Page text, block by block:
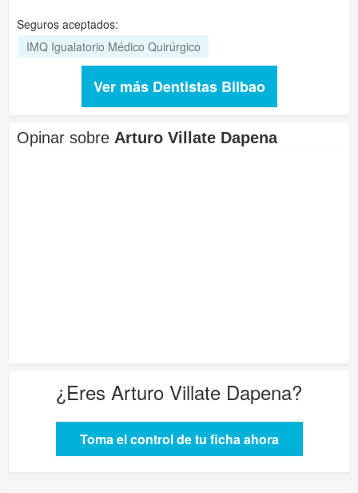
Seguros aceptados:
IMQ Igualatorio Médico Quirúrgico
Ver más Dentistas Bilbao
Opinar sobre Arturo Villate Dapena
¿Eres Arturo Villate Dapena?
Toma el control de tu ficha ahora